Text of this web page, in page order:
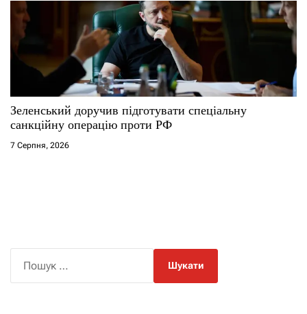
Зеленський доручив підготувати спеціальну
санкційну операцію проти РФ
7 Серпня, 2026